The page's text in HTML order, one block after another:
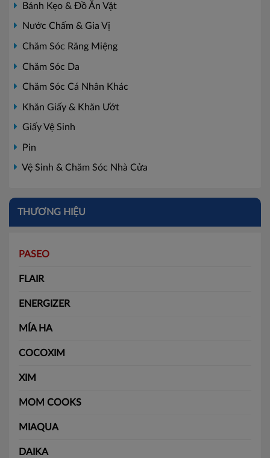
Bánh Kẹo & Đồ Ăn Vặt
Nước Chấm & Gia Vị
Chăm Sóc Răng Miệng
Chăm Sóc Da
Chăm Sóc Cá Nhân Khác
Khăn Giấy & Khăn Ướt
Giấy Vệ Sinh
Pin
Vệ Sinh & Chăm Sóc Nhà Cửa
THƯƠNG HIỆU
PASEO
FLAIR
ENERGIZER
MÍA HA
COCOXIM
XIM
MOM COOKS
MIAQUA
DAIKA